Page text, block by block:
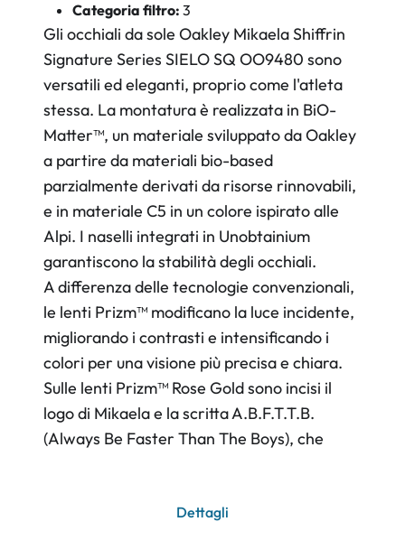
Categoria filtro: 3
Gli occhiali da sole Oakley Mikaela Shiffrin
Signature Series SIELO SQ OO9480 sono
versatili ed eleganti, proprio come l'atleta
stessa. La montatura è realizzata in BiO-
Matter™, un materiale sviluppato da Oakley
a partire da materiali bio-based
parzialmente derivati da risorse rinnovabili,
e in materiale C5 in un colore ispirato alle
Alpi. I naselli integrati in Unobtainium
garantiscono la stabilità degli occhiali.
A differenza delle tecnologie convenzionali,
le lenti Prizm™ modificano la luce incidente,
migliorando i contrasti e intensificando i
colori per una visione più precisa e chiara.
Sulle lenti Prizm™ Rose Gold sono incisi il
logo di Mikaela e la scritta A.B.F.T.T.B.
(Always Be Faster Than The Boys), che
Dettagli